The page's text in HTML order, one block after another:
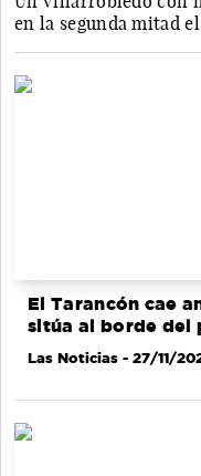
en la segunda mitad
El Tarancón cae
sitúa al borde del
Las Noticias - 27/11/